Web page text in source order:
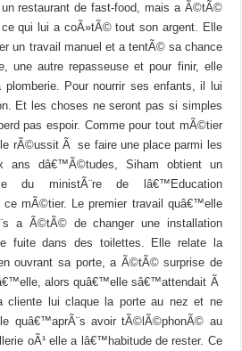
restaurant de fast-food, mais a Ã©tÃ©
qui lui a coÃ»tÃ© tout son argent. Elle
un travail manuel et a tentÃ© sa chance
une autre repasseuse et pour finir, elle
Pour nourrir ses enfants, il lui
Et les choses ne seront pas si simples
pas espoir. Comme pour tout mÃ©tier
rÃ©ussit Ã se faire une place parmi les
ans dâ€™Ã©tudes, Siham obtient un
du ministÃ¨re de lâ€™Education
mÃ©tier. Le premier travail quâ€™elle
a Ã©tÃ© de changer une installation
fuite dans des toilettes. Elle relate la
ouvrant sa porte, a Ã©tÃ© surprise de
alors quâ€™elle sâ€™attendait Ã
cliente lui claque la porte au nez et ne
quâ€™aprÃ¨s avoir tÃ©lÃ©phonÃ© au
oÃ¹ elle a lâ€™habitude de rester. Ce